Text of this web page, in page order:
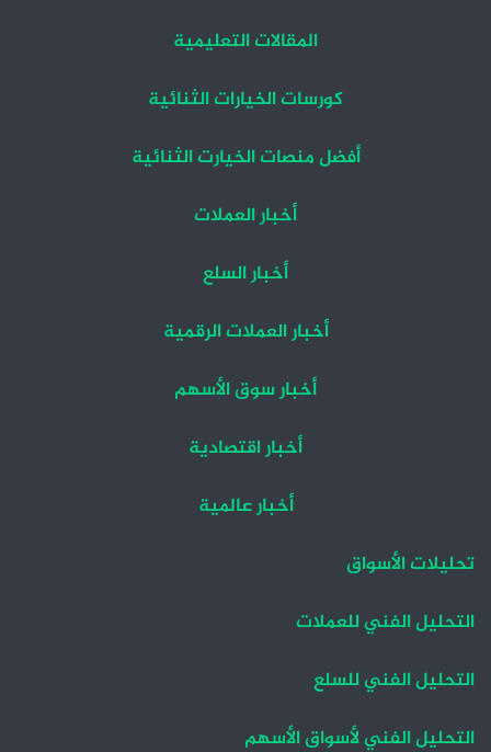
المقالات التعليمية
كورسات الخيارات الثنائية
أفضل منصات الخيارت الثنائية
أخبار العملات
أخبار السلع
أخبار العملات الرقمية
أخبار سوق الأسهم
أخبار اقتصادية
أخبار عالمية
تحليلات الأسواق
التحليل الفني للعملات
التحليل الفني للسلع
التحليل الفني لأسواق الأسهم